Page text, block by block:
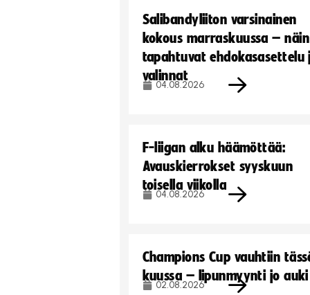
Salibandyliiton varsinainen
kokous marraskuussa – näin
tapahtuvat ehdokasasettelu
valinnat
04.08.2026
F-liigan alku häämöttää:
Avauskierrokset syyskuun
toisella viikolla
04.08.2026
Champions Cup vauhtiin
kuussa – lipunmyynti jo auki
02.08.2026